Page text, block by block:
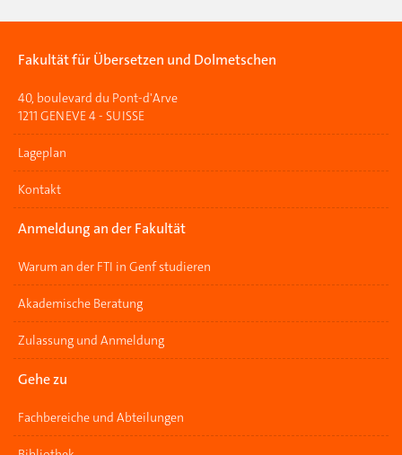
Fakultät für Übersetzen und Dolmetschen
40, boulevard du Pont-d'Arve
1211 GENEVE 4 - SUISSE
Lageplan
Kontakt
Anmeldung an der Fakultät
Warum an der FTI in Genf studieren
Akademische Beratung
Zulassung und Anmeldung
Gehe zu
Fachbereiche und Abteilungen